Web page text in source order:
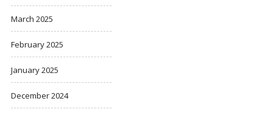
March 2025
February 2025
January 2025
December 2024